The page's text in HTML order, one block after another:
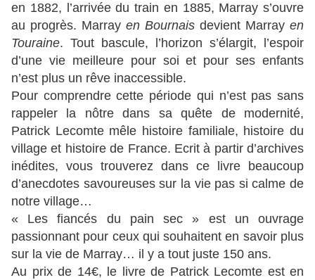
en 1882, l’arrivée du train en 1885, Marray s’ouvre
au progrès. Marray en Bournais devient Marray en
Touraine. Tout bascule, l’horizon s’élargit, l’espoir
d’une vie meilleure pour soi et pour ses enfants
n’est plus un rêve inaccessible.
Pour comprendre cette période qui n’est pas sans
rappeler la nôtre dans sa quête de modernité,
Patrick Lecomte mêle histoire familiale, histoire du
village et histoire de France. Ecrit à partir d’archives
inédites, vous trouverez dans ce livre beaucoup
d’anecdotes savoureuses sur la vie pas si calme de
notre village…
« Les fiancés du pain sec » est un ouvrage
passionnant pour ceux qui souhaitent en savoir plus
sur la vie de Marray… il y a tout juste 150 ans.
Au prix de 14€, le livre de Patrick Lecomte est en